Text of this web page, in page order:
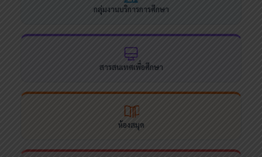
กลุ่มงานบริการการศึกษา
สารสนเทศเพื่อศึกษา
ห้องสมุด